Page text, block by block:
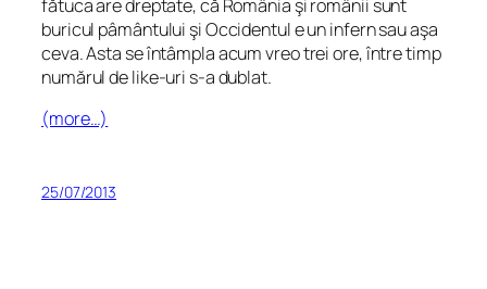
fătuca are dreptate, că România şi românii sunt
buricul pâmântului şi Occidentul e un infern sau aşa
ceva. Asta se întâmpla acum vreo trei ore, între timp
numărul de like-uri s-a dublat.
(more…)
25/07/2013